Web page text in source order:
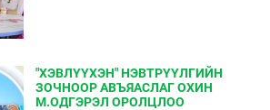
"ХЭВЛҮҮХЭН" НЭВТРҮҮЛГИЙН
ЗОЧНООР АВЪЯАСЛАГ ОХИН
М.ОДГЭРЭЛ ОРОЛЦЛОО